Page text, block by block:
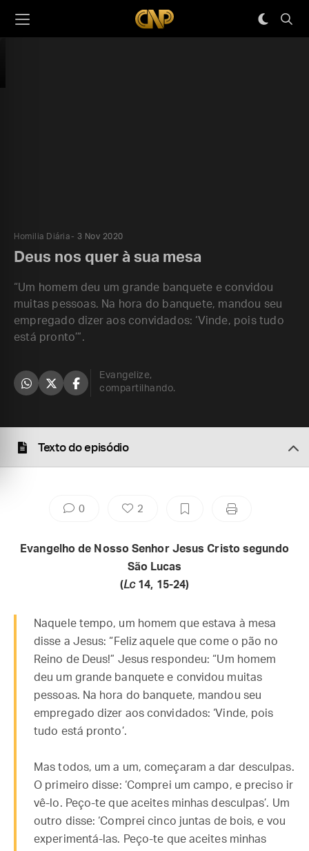
Homilia Diária 3 Nov 2020
Deus nos quer à sua mesa
“Um homem deu um grande banquete e convidou
muitas pessoas. Na hora do banquete, mandou seu
empregado dizer aos convidados: ‘Vinde, pois tudo
está pronto’”.
Evangelize,
compartilhando.
Texto do episódio
0 2
Evangelho de Nosso Senhor Jesus Cristo segundo
São Lucas
(Lc14, 15-24)
Naquele tempo, um homem que estava à mesa
disse a Jesus: “Feliz aquele que come o pão no
Reino de Deus!” Jesus respondeu: “Um homem
deu um grande banquete e convidou muitas
pessoas. Na hora do banquete, mandou seu
empregado dizer aos convidados: ‘Vinde, pois
tudo está pronto’.
Mas todos, um a um, começaram a dar desculpas.
O primeiro disse: ‘Comprei um campo, e preciso ir
vê-lo. Peço-te que aceites minhas desculpas’. Um
outro disse: ‘Comprei cinco juntas de bois, e vou
experimentá-las. Peço-te que aceites minhas